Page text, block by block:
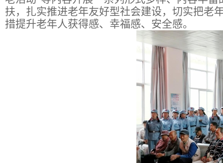
扶，扎实推进老年友好型社会建设，切实把老
措提升老年人获得感、幸福感、安全感。